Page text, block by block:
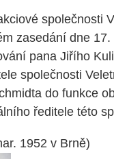
společnosti
zasedání dne 17.
pana Jiřího
společnosti
do funkce
ředitele této
1952 v Brně)